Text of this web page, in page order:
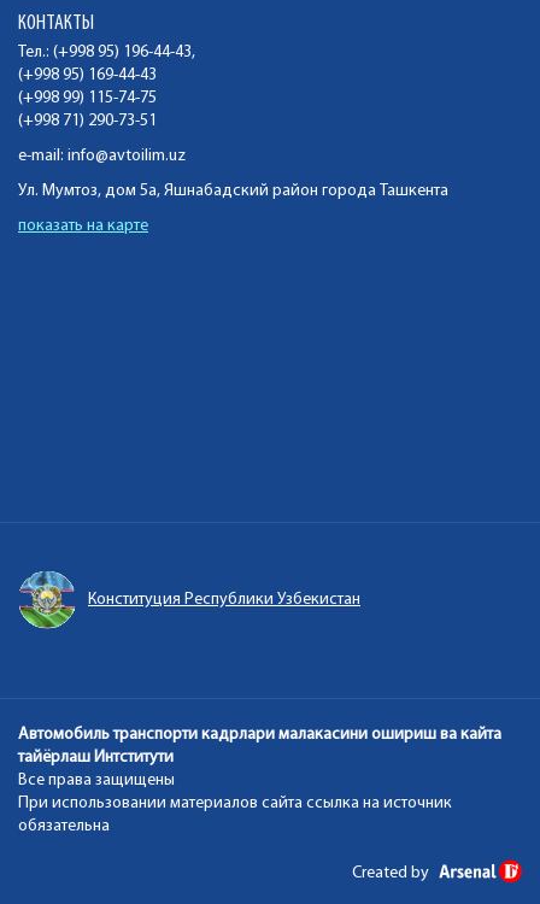
КОНТАКТЫ
Тел.: (+998 95) 196-44-43,
(+998 95) 169-44-43
(+998 99) 115-74-75
(+998 71) 290-73-51
e-mail: info@avtoilim.uz
Ул. Мумтоз, дом 5а, Яшнабадский район города Ташкента
показать на карте
Конституция Республики Узбекистан
Автомобиль транспорти кадрлари малакасини ошириш ва кайта
тайёрлаш Интститути
Все права защищены
При использовании материалов сайта ссылка на источник
обязательна
Created by